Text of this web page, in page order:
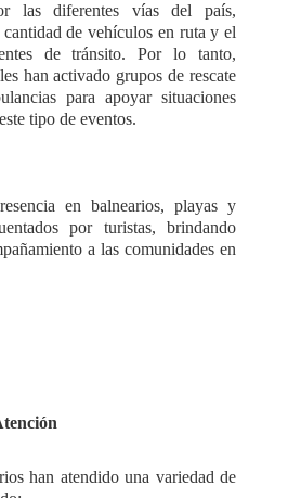
las diferentes vías del país,
de vehículos en ruta y el
de tránsito. Por lo tanto,
han activado grupos de rescate
para apoyar situaciones
tipo de eventos.
en balnearios, playas y
por turistas, brindando
a las comunidades en
han atendido una variedad de